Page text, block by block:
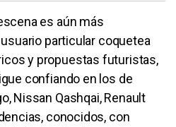
es aún más
particular coquetea
y propuestas futuristas,
confiando en los de
Nissan Qashqai, Renault
conocidos, con